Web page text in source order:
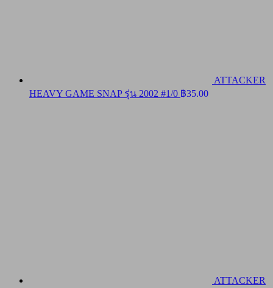
ATTACKER
HEAVY GAME SNAP รุ่น 2002 #1/0 ฿35.00
ATTACKER